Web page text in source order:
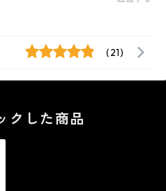
(21)
クした商品